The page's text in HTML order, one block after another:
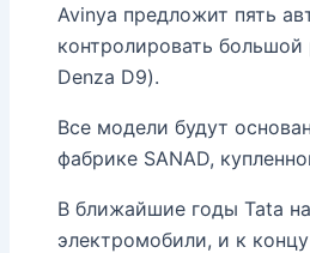
Avinya предложит пять
контролировать
Denza D9).
Все модели будут
фабрике SANAD,
В ближайшие годы Tata
электромобили, и к